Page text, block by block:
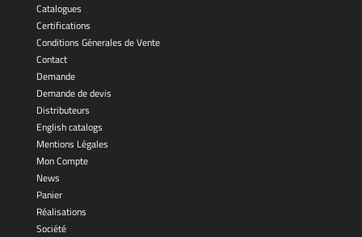
Catalogues
Certifications
Conditions Génerales de Vente
Contact
Demande
Demande de devis
Distributeurs
English catalogs
Mentions Légales
Mon Compte
News
Panier
Réalisations
Société